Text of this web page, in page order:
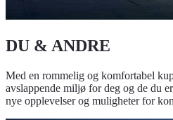
DU & ANDRE
Med en rommelig og komfortabel
avslappende miljø for deg og de du
nye opplevelser og muligheter for